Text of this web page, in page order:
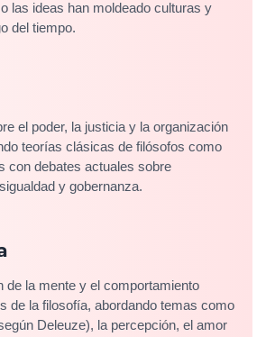
las ideas han moldeado culturas y
del tiempo.
el poder, la justicia y la organización
teorías clásicas de filósofos como
con debates actuales sobre
y gobernanza.
de la mente y el comportamiento
de la filosofía, abordando temas como
Deleuze), la percepción, el amor